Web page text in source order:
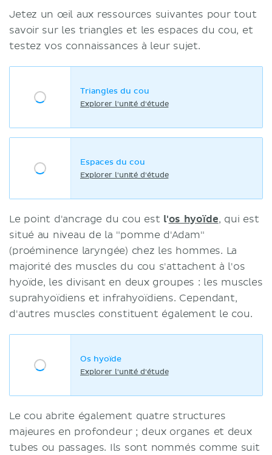
Jetez un œil aux ressources suivantes pour tout
savoir sur les triangles et les espaces du cou, et
testez vos connaissances à leur sujet.
Triangles du cou
Explorer l'unité d'étude
Espaces du cou
Explorer l'unité d'étude
Le point d'ancrage du cou est l'os hyoïde, qui est
situé au niveau de la "pomme d'Adam"
(proéminence laryngée) chez les hommes. La
majorité des muscles du cou s'attachent à l'os
hyoïde, les divisant en deux groupes : les muscles
suprahyoïdiens et infrahyoïdiens. Cependant,
d'autres muscles constituent également le cou.
Os hyoïde
Explorer l'unité d'étude
Le cou abrite également quatre structures
majeures en profondeur ; deux organes et deux
tubes ou passages. Ils sont nommés comme suit